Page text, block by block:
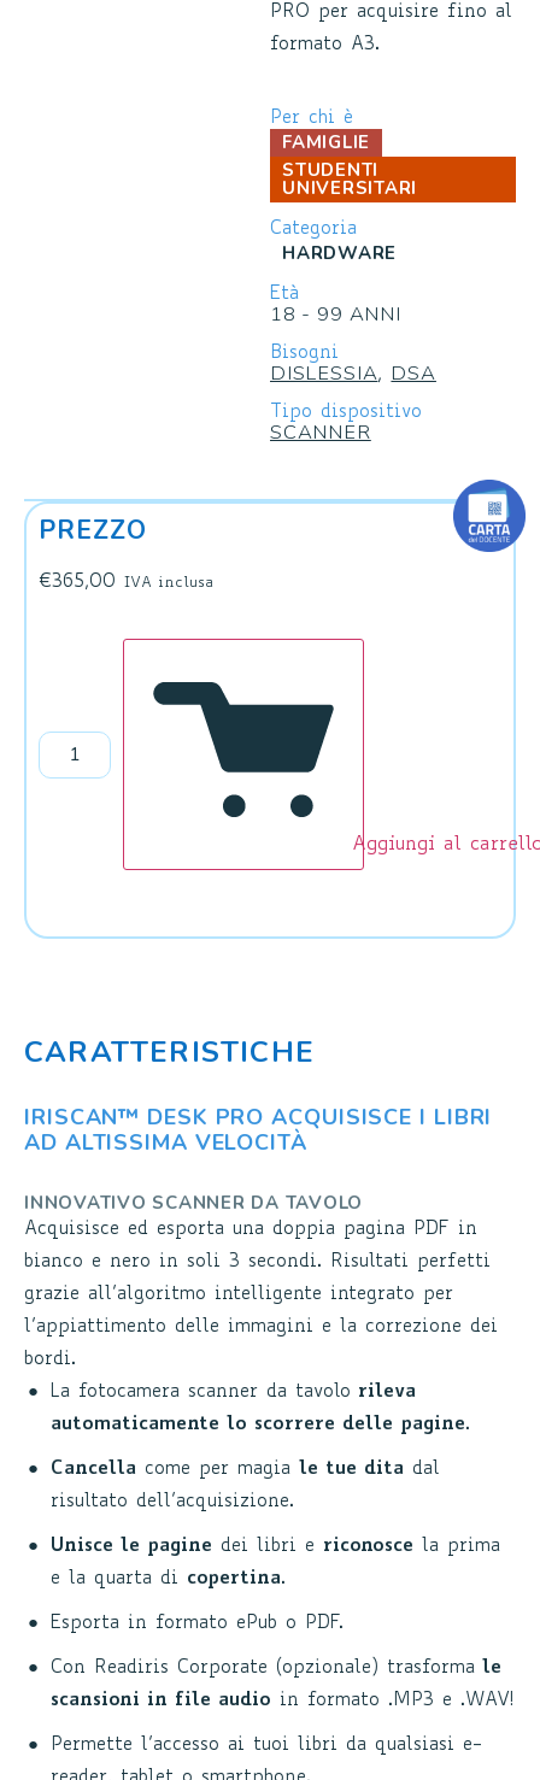
PRO per acquisire fino al
formato A3.
Per chi è
FAMIGLIE
STUDENTI
UNIVERSITARI
Categoria
HARDWARE
Età
18 - 99 ANNI
Bisogni
DISLESSIA, DSA
Tipo dispositivo
SCANNER
PREZZO
€365,00 IVA inclusa
Aggiungi al
CARATTERISTICHE
IRISCAN™ DESK PRO ACQUISISCE I LIBRI
AD ALTISSIMA VELOCITÀ
INNOVATIVO SCANNER DA TAVOLO
Acquisisce ed esporta una doppia pagina PDF in
bianco e nero in soli 3 secondi. Risultati perfetti
grazie all’algoritmo intelligente integrato per
l’appiattimento delle immagini e la correzione dei
bordi.
La fotocamera scanner da tavolo rileva
automaticamente lo scorrere delle pagine.
Cancella come per magia le tue dita dal
risultato dell’acquisizione.
Unisce le pagine dei libri e riconosce la prima
e la quarta di copertina.
Esporta in formato ePub o PDF.
Con Readiris Corporate (opzionale) trasforma le
scansioni in file audio in formato .MP3 e .WAV!
Permette l’accesso ai tuoi libri da qualsiasi e-